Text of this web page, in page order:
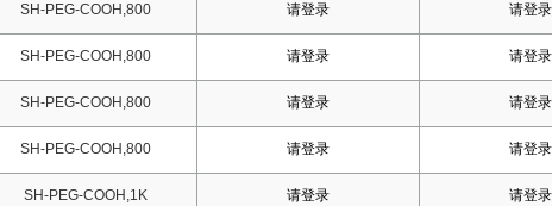
SH-PEG-COOH,800 请登录 请登录
SH-PEG-COOH,800 请登录 请登录
SH-PEG-COOH,800 请登录 请登录
SH-PEG-COOH,800 请登录 请登录
SH-PEG-COOH,1K 请登录 请登录